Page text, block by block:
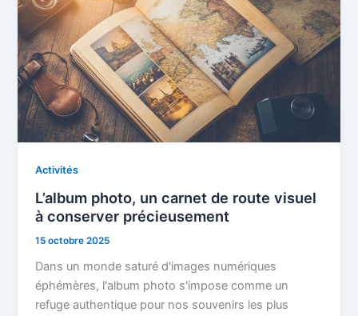
Activités
L’album photo, un carnet de route visuel
à conserver précieusement
15 octobre 2025
Dans un monde saturé d'images numériques
éphémères, l'album photo s'impose comme un
refuge authentique pour nos souvenirs les plus